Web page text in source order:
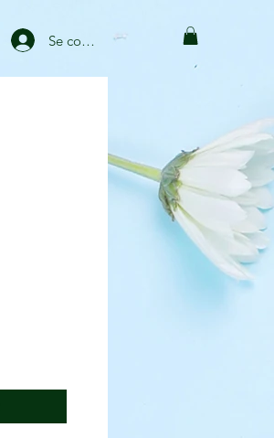
Se connecter